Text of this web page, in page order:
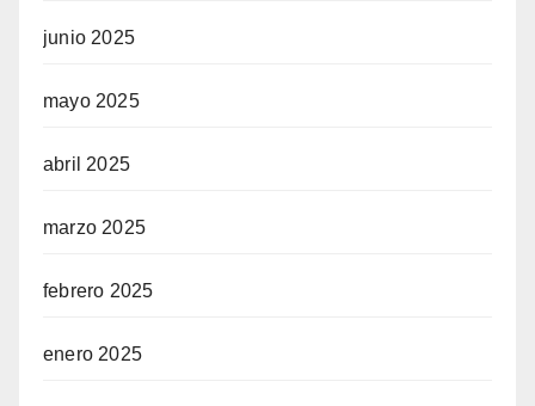
junio 2025
mayo 2025
abril 2025
marzo 2025
febrero 2025
enero 2025